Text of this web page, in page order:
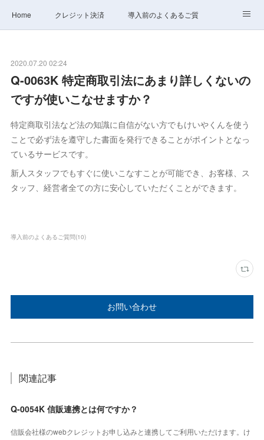
Home クレジット決済 導入前のよくあるご質問
2020.07.20 02:24
Q-0063K 特定商取引法にあまり詳しくないの
ですが使いこなせますか？
特定商取引法など法の知識に自信がない方でもけいやくんを使う
ことで必ず法を遵守した書面を発行できることがポイントとなっ
ているサービスです。
新人スタッフでもすぐに使いこなすことが可能でき、お客様、ス
タッフ、経営者全ての方に安心していただくことができます。
導入前のよくあるご質問(10)
お問い合わせ
関連記事
Q-0054K 信販連携とは何ですか？
信販会社様のwebクレジットお申し込みと連携してご利用いただけます。け